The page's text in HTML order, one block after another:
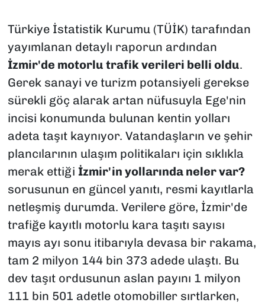
Türkiye İstatistik Kurumu (TÜİK) tarafından
yayımlanan detaylı raporun ardından
İzmir'de motorlu trafik verileri belli oldu.
Gerek sanayi ve turizm potansiyeli gerekse
sürekli göç alarak artan nüfusuyla Ege'nin
incisi konumunda bulunan kentin yolları
adeta taşıt kaynıyor. Vatandaşların ve şehir
plancılarının ulaşım politikaları için sıklıkla
merak ettiği İzmir'in yollarında neler var?
sorusunun en güncel yanıtı, resmi kayıtlarla
netleşmiş durumda. Verilere göre, İzmir'de
trafiğe kayıtlı motorlu kara taşıtı sayısı
mayıs ayı sonu itibarıyla devasa bir rakama,
tam 2 milyon 144 bin 373 adede ulaştı. Bu
dev taşıt ordusunun aslan payını 1 milyon
111 bin 501 adetle otomobiller sırtlarken,